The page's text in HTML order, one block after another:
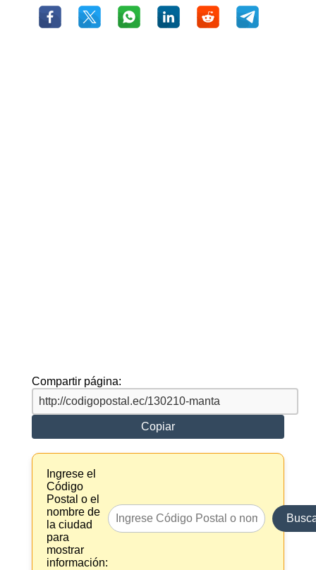
Compartir página:
Copiar
Ingrese el
Código
Postal o el
nombre de
la ciudad
para
mostrar
información: